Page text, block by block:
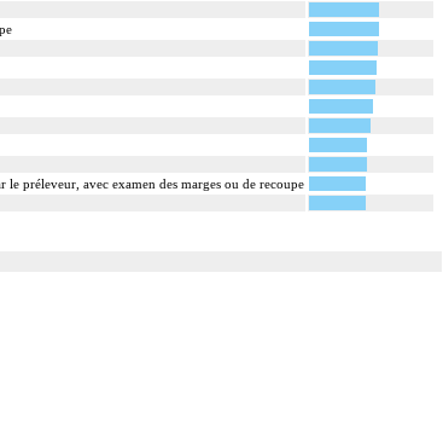
préleveur, avec examen des marges ou de recoupe